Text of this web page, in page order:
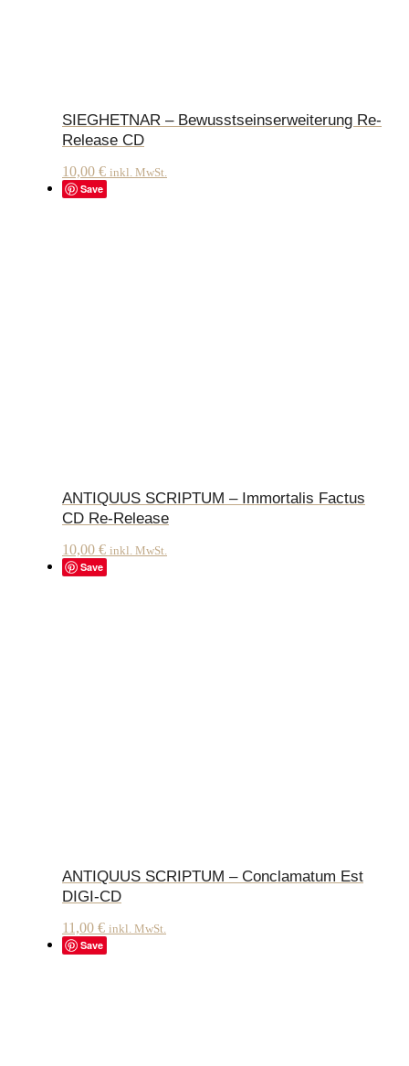
SIEGHETNAR – Bewusstseinserweiterung Re-
Release CD
10,00 € inkl. MwSt.
Save
ANTIQUUS SCRIPTUM – Immortalis Factus
CD Re-Release
10,00 € inkl. MwSt.
Save
ANTIQUUS SCRIPTUM – Conclamatum Est
DIGI-CD
11,00 € inkl. MwSt.
Save